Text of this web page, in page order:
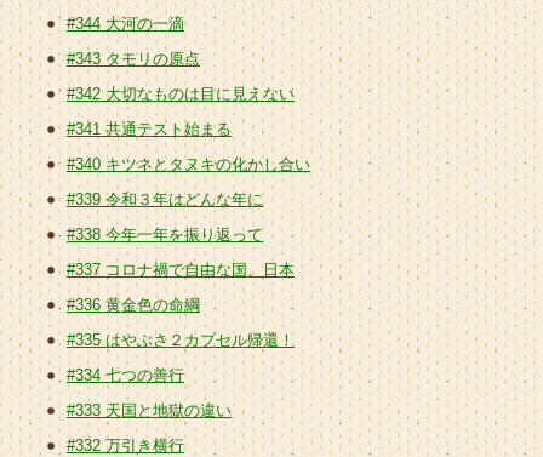
#344 大河の一滴
#343 タモリの原点
#342 大切なものは目に見えない
#341 共通テスト始まる
#340 キツネとタヌキの化かし合い
#339 令和３年はどんな年に
#338 今年一年を振り返って
#337 コロナ禍で自由な国、日本
#336 黄金色の命綱
#335 はやぶさ２カプセル帰還！
#334 七つの善行
#333 天国と地獄の違い
#332 万引き横行